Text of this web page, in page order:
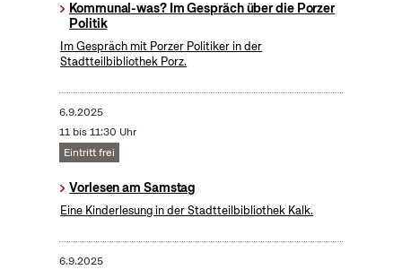
Kommunal-was? Im Gespräch über die Porzer
Politik
Im Gespräch mit Porzer Politiker in der
Stadtteilbibliothek Porz.
6.9.2025
11 bis 11:30 Uhr
Eintritt frei
Vorlesen am Samstag
Eine Kinderlesung in der Stadtteilbibliothek Kalk.
6.9.2025